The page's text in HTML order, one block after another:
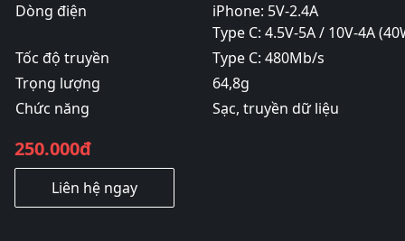
Dòng điện
iPhone: 5V-2.4A
Type C: 4.5V-5A / 10V-4A
Tốc độ truyền
Type C: 480Mb/s
Trọng lượng
64,8g
Chức năng
Sạc, truyền dữ liệu
250.000đ
Liên hệ ngay